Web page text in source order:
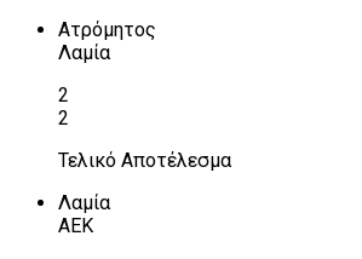
Ατρόμητος
Λαμία
2
2
Τελικό Αποτέλεσμα
Λαμία
ΑΕΚ